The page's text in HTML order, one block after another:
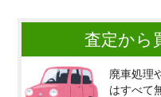
査定から
廃車処理
はすべて